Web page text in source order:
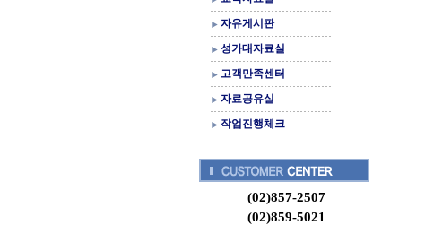
자유게시판
성가대자료실
고객만족센터
자료공유실
작업진행체크
(02)857-2507
(02)859-5021